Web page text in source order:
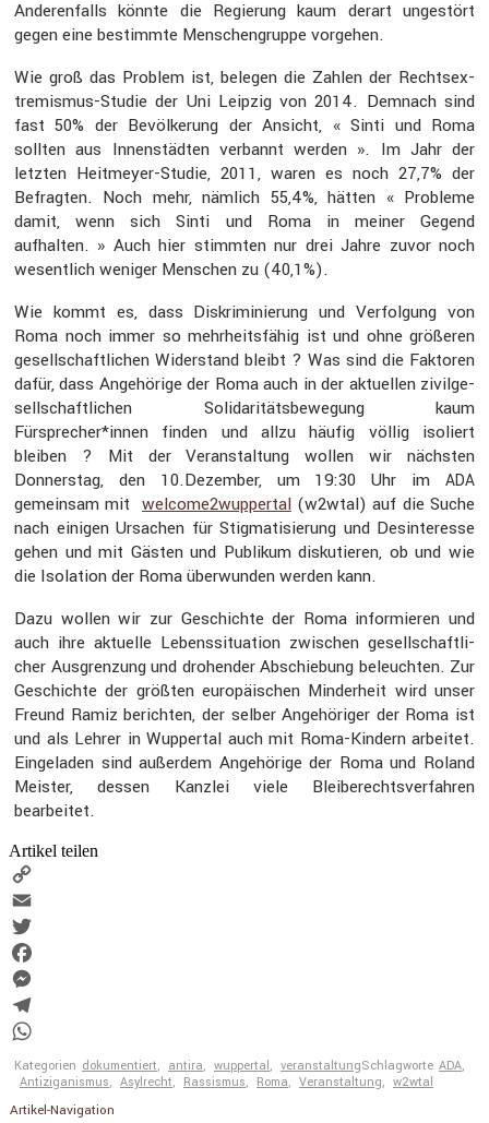
Anderen­falls könnte die Regie­rung kaum derart ungestört
gegen eine bestimmte Menschen­gruppe vorgehen.
Wie groß das Problem ist, belegen die Zahlen der Rechts­ex­
tre­mismus-Studie der Uni Leipzig von 2014. Demnach sind
fast 50% der Bevöl­ke­rung der Ansicht, « Sinti und Roma
sollten aus Innen­städten verbannt werden ». Im Jahr der
letzten Heitmeyer-Studie, 2011, waren es noch 27,7% der
Befragten. Noch mehr, nämlich 55,4%, hätten « Probleme
damit, wenn sich Sinti und Roma in meiner Gegend
aufhalten. » Auch hier stimmten nur drei Jahre zuvor noch
wesent­lich weniger Menschen zu (40,1%).
Wie kommt es, dass Diskri­mi­nie­rung und Verfol­gung von
Roma noch immer so mehrheits­fähig ist und ohne größeren
gesell­schaft­li­chen Wider­stand bleibt ? Was sind die Faktoren
dafür, dass Angehö­rige der Roma auch in der aktuellen zivil­ge­
sell­schaft­li­chen Solida­ri­täts­be­we­gung kaum
Fürsprecher*innen finden und allzu häufig völlig isoliert
bleiben ? Mit der Veran­stal­tung wollen wir nächsten
Donnerstag, den 10.Dezember, um 19:30 Uhr im ADA
gemeinsam mit welcome2wuppertal(w2wtal) auf die Suche
nach einigen Ursachen für Stigma­ti­sie­rung und Desin­ter­esse
gehen und mit Gästen und Publikum disku­tieren, ob und wie
die Isola­tion der Roma überwunden werden kann.
Dazu wollen wir zur Geschichte der Roma infor­mieren und
auch ihre aktuelle Lebens­si­tua­tion zwischen gesell­schaft­li­
cher Ausgren­zung und drohender Abschie­bung beleuchten. Zur
Geschichte der größten europäi­schen Minder­heit wird unser
Freund Ramiz berichten, der selber Angehö­riger der Roma ist
und als Lehrer in Wuppertal auch mit Roma-Kindern arbeitet.
Einge­laden sind außerdem Angehö­rige der Roma und Roland
Meister, dessen Kanzlei viele Bleibe­rechts­ver­fahren
bearbeitet.
Artikel teilen
Copy
Link
Email
Twitter
Facebook
Messenger
Telegram
WhatsApp
Kategorien dokumentiert, antira, wuppertal, veranstaltungSchlagworte ADA,
Antiziganismus, Asylrecht, Rassismus, Roma, Veranstaltung, w2wtal
Artikel-Navigation